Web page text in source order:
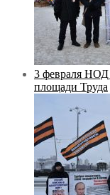
3 февраля НОД
площади Труда